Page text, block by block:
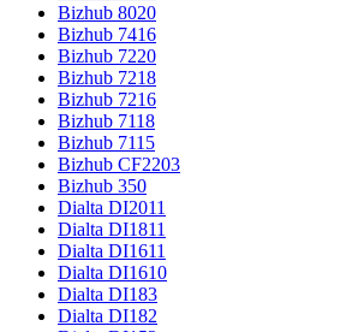
Bizhub 8020
Bizhub 7416
Bizhub 7220
Bizhub 7218
Bizhub 7216
Bizhub 7118
Bizhub 7115
Bizhub CF2203
Bizhub 350
Dialta DI2011
Dialta DI1811
Dialta DI1611
Dialta DI1610
Dialta DI183
Dialta DI182